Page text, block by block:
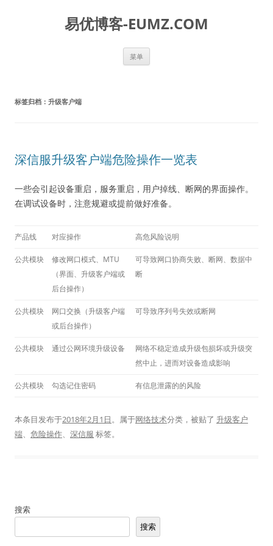
易优博客-EUMZ.COM
菜单
标签归档： 升级客户端
深信服升级客户端危险操作一览表
一些会引起设备重启，服务重启，用户掉线、断网的界面操作。
在调试设备时，注意规避或提前做好准备。
产品线 对应操作 高危风险说明
公共模块
修改网口模式、MTU
（界面、升级客户端或
后台操作）
可导致网口协商失败、断网、数据中
断
公共模块
网口交换（升级客户端
或后台操作）
可导致序列号失效或断网
公共模块 通过公网环境升级设备
网络不稳定造成升级包损坏或升级突
然中止，进而对设备造成影响
公共模块 勾选记住密码 有信息泄露的的风险
本条目发布于2018年2月1日。属于网络技术分类，被贴了 升级客户
端、 危险操作、 深信服 标签。
搜索
搜索